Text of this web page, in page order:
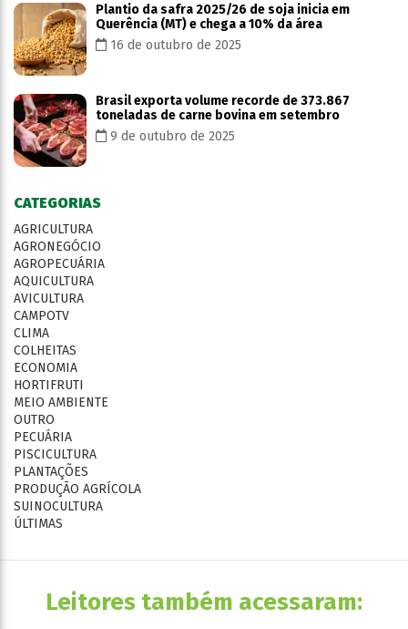
Plantio da safra 2025/26 de soja inicia em
Querência (MT) e chega a 10% da área
16 de outubro de 2025
Brasil exporta volume recorde de 373.867
toneladas de carne bovina em setembro
9 de outubro de 2025
CATEGORIAS
AGRICULTURA
AGRONEGÓCIO
AGROPECUÁRIA
AQUICULTURA
AVICULTURA
CAMPOTV
CLIMA
COLHEITAS
ECONOMIA
HORTIFRUTI
MEIO AMBIENTE
OUTRO
PECUÁRIA
PISCICULTURA
PLANTAÇÕES
PRODUÇÃO AGRÍCOLA
SUINOCULTURA
ÚLTIMAS
Leitores também acessaram: